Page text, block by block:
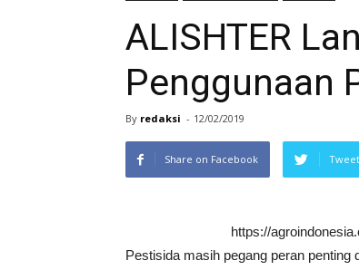
ALISHTER
Penggunaan
By redaksi - 12/02/2019
Share on Facebook
https://
Pestisida masih pegang peran